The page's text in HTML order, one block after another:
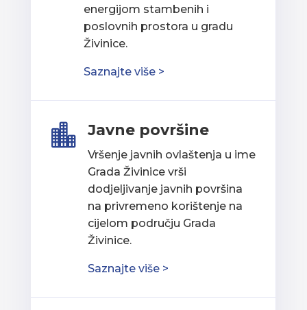
energijom stambenih i
poslovnih prostora u gradu
Živinice.
Saznajte više >
 Javne površine
Vršenje javnih ovlaštenja u ime
Grada Živinice vrši
dodjeljivanje javnih površina
na privremeno korištenje na
cijelom području Grada
Živinice.
Saznajte više >